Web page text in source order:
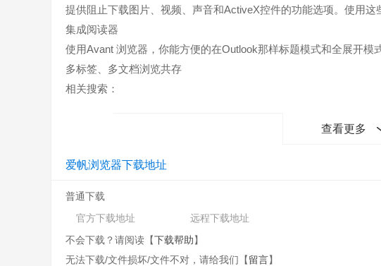
提供阻止下载图片、视频、声音和ActiveX控件的功能选项。使用
集成阅读器
使用Avant 浏览器，你能方便的在Outlook那样标题模式和全展开模
多标签、多文档浏览共存
相关搜索：
查看更多
爱帆浏览器下载地址
普通下载
官方下载地址
远程下载地址
不会下载？请阅读【下载帮助】
无法下载/文件损坏/文件不对，请给我们【留言】